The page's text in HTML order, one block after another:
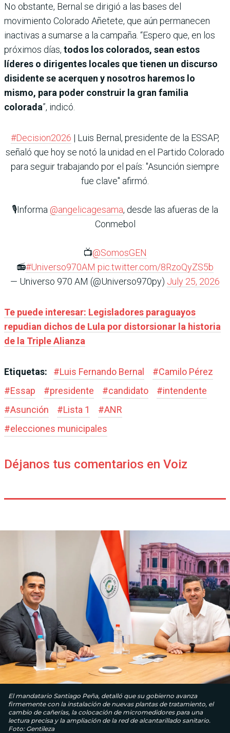
No obstante, Bernal se dirigió a las bases del
movimiento Colorado Añetete, que aún permanecen
inactivas a sumarse a la campaña. “Espero que, en los
próximos días, todos los colorados, sean estos
líderes o dirigentes locales que tienen un discurso
disidente se acerquen y nosotros haremos lo
mismo, para poder construir la gran familia
colorada”, indicó.
#Decision2026 | Luis Bernal, presidente de la ESSAP,
señaló que hoy se notó la unidad en el Partido Colorado
para seguir trabajando por el país: "Asunción siempre
fue clave" afirmó.
🎙️Informa @angelicagesama, desde las afueras de la
Conmebol
📺@SomosGEN
📻#Universo970AM pic.twitter.com/8RzoQyZS5b
— Universo 970 AM (@Universo970py) July 25, 2026
Te puede interesar: Legisladores paraguayos
repudian dichos de Lula por distorsionar la historia
de la Triple Alianza
Etiquetas: #Luis Fernando Bernal #Camilo Pérez
#Essap #presidente #candidato #intendente
#Asunción #Lista 1 #ANR
#elecciones municipales
Déjanos tus comentarios en Voiz
El mandatario Santiago Peña, detalló que su gobierno avanza
firmemente con la instalación de nuevas plantas de tratamiento, el
cambio de cañerías, la colocación de micromedidores para una
lectura precisa y la ampliación de la red de alcantarillado sanitario.
Foto: Gentileza